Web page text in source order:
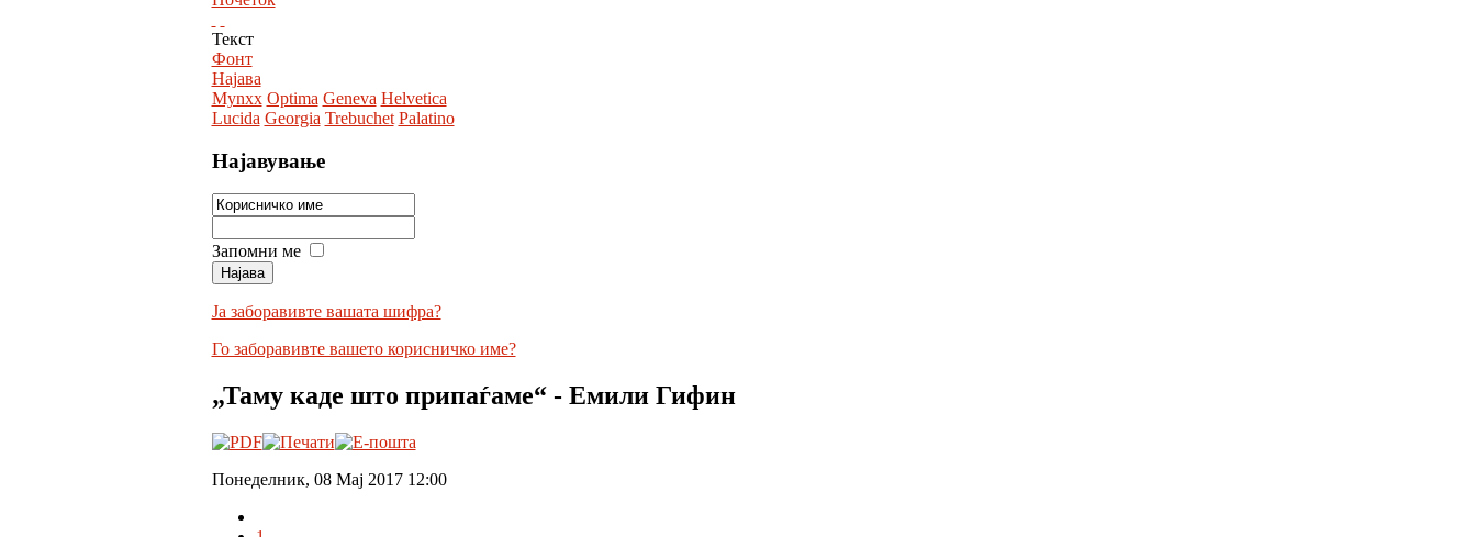
Текст
Фонт
Најава
Mynxx Optima Geneva Helvetica
Lucida Georgia Trebuchet Palatino
Најавување
Запомни ме
Ја заборавивте вашата шифра?
Го заборавивте вашето корисничко име?
„Таму каде што припаѓаме“ - Емили Гифин
Понеделник, 08 Мај 2017 12:00